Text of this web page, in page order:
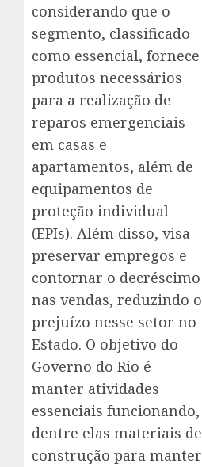
considerando que o
segmento, classificado
como essencial, fornece
produtos necessários
para a realização de
reparos emergenciais
em casas e
apartamentos, além de
equipamentos de
proteção individual
(EPIs). Além disso, visa
preservar empregos e
contornar o decréscimo
nas vendas, reduzindo o
prejuízo nesse setor no
Estado. O objetivo do
Governo do Rio é
manter atividades
essenciais funcionando,
dentre elas materiais de
construção para manter